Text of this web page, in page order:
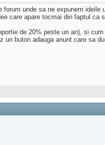
unde sa ne expunem
care apare tocmai din faptul ca
de 20% peste un an), si
buton adauga anunt care sa